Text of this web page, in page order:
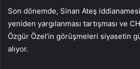
Son dönemde, Sinan Ateş
yeniden yargılanması tartışması ve
Özgür Özel’in görüşmeleri siyasetin
alıyor.